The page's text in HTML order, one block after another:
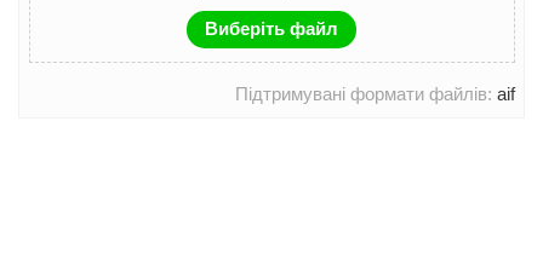
Виберіть файл
Підтримувані формати файлів: aif